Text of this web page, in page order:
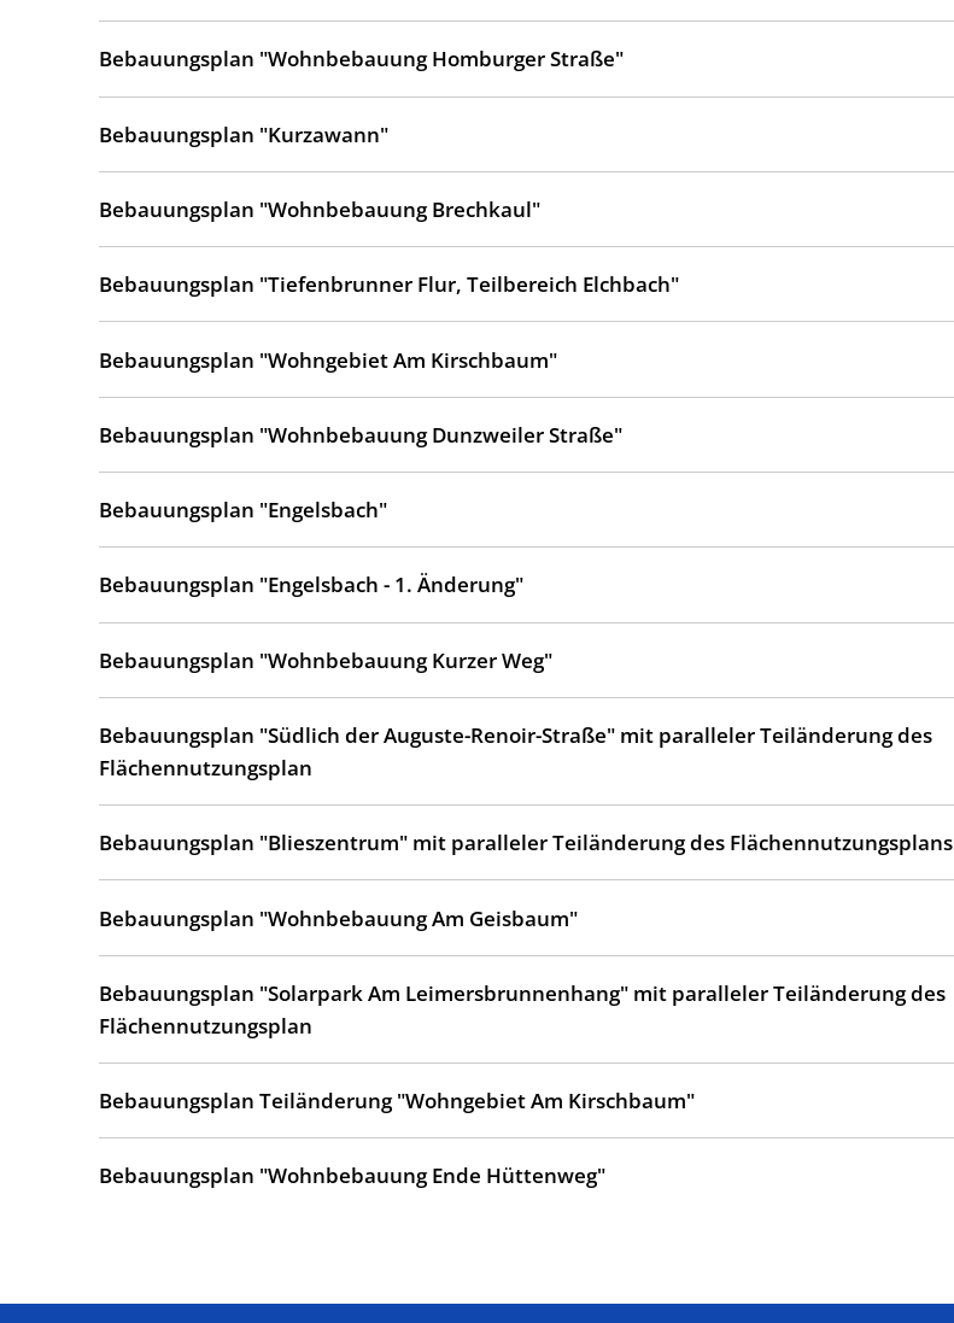
Bebauungsplan "Wohnbebauung Homburger Straße"
Bebauungsplan "Kurzawann"
Bebauungsplan "Wohnbebauung Brechkaul"
Bebauungsplan "Tiefenbrunner Flur, Teilbereich Elchbach"
Bebauungsplan "Wohngebiet Am Kirschbaum"
Bebauungsplan "Wohnbebauung Dunzweiler Straße"
Bebauungsplan "Engelsbach"
Bebauungsplan "Engelsbach - 1. Änderung"
Bebauungsplan "Wohnbebauung Kurzer Weg"
Bebauungsplan "Südlich der Auguste-Renoir-Straße" mit paralleler Teiländerung des
Flächennutzungsplan
Bebauungsplan "Blieszentrum" mit paralleler Teiländerung des Flächennutzungsplans
Bebauungsplan "Wohnbebauung Am Geisbaum"
Bebauungsplan "Solarpark Am Leimersbrunnenhang" mit paralleler Teiländerung des
Flächennutzungsplan
Bebauungsplan Teiländerung "Wohngebiet Am Kirschbaum"
Bebauungsplan "Wohnbebauung Ende Hüttenweg"